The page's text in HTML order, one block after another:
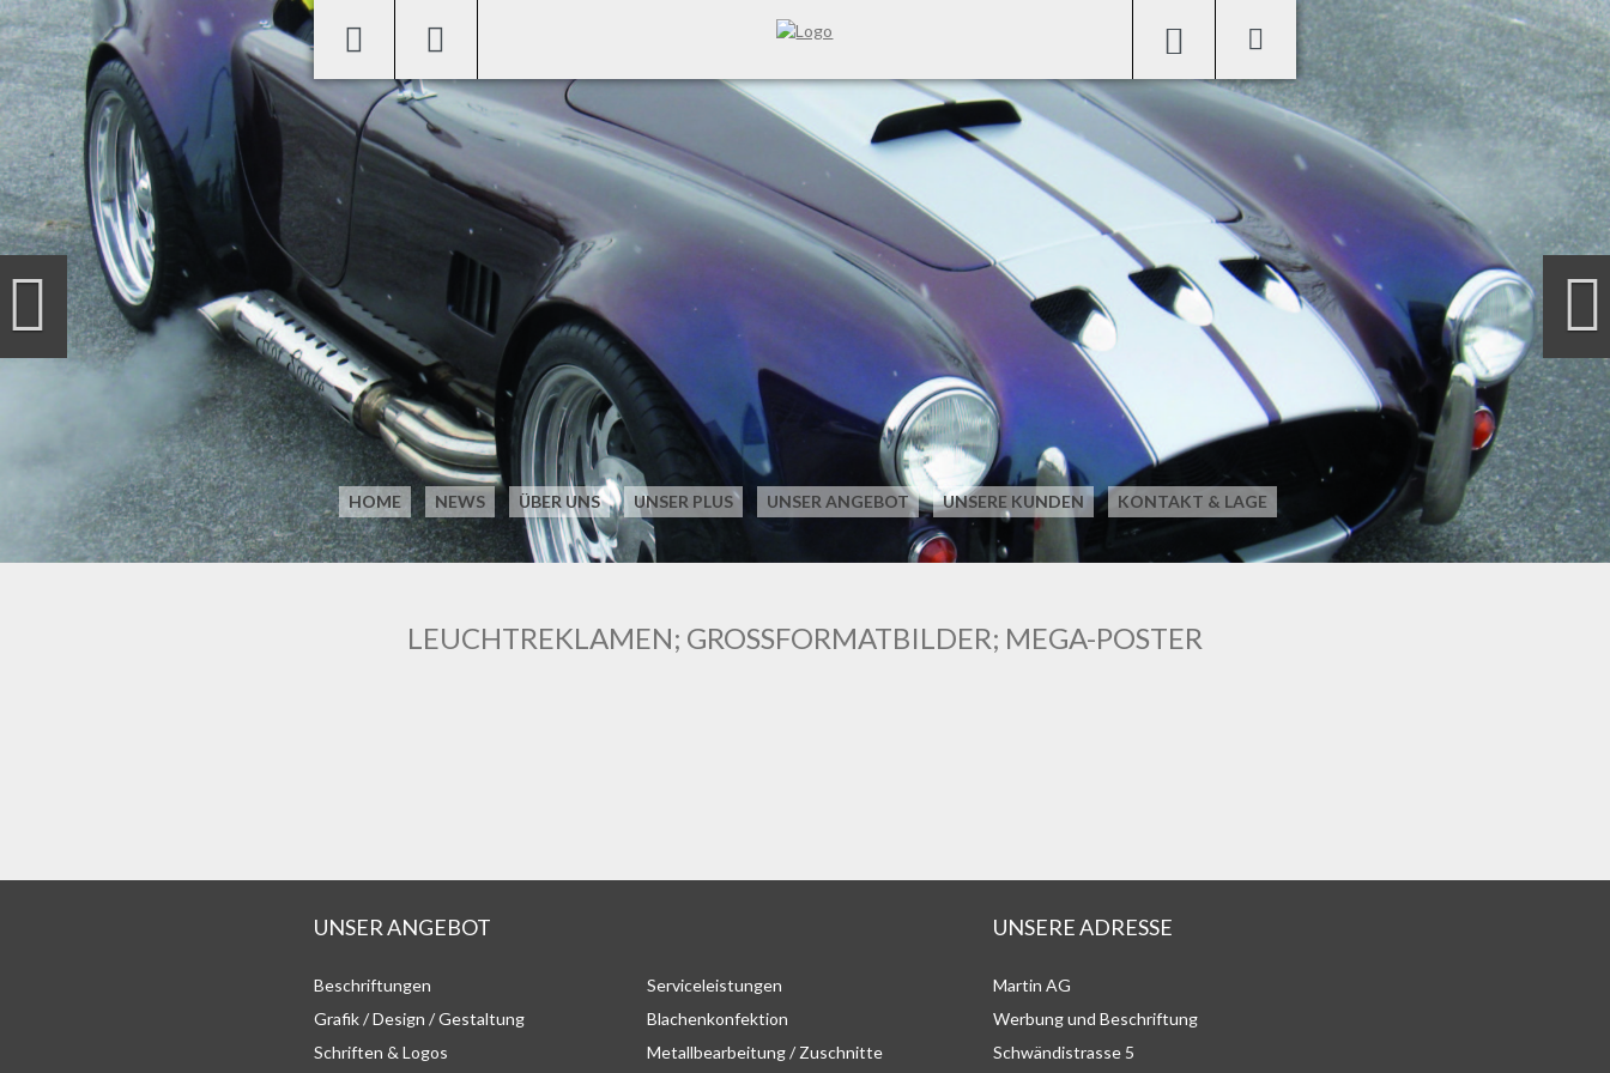
Previous Next
HOME NEWS ÜBER UNS UNSER PLUS UNSER ANGEBOT UNSERE KUNDEN KONTAKT & LAGE
LEUCHTREKLAMEN; GROSSFORMATBILDER; MEGA-POSTER
UNSER ANGEBOT
Beschriftungen
Grafik / Design / Gestaltung
Schriften & Logos
Serviceleistungen
Blachenkonfektion
Metallbearbeitung / Zuschnitte
UNSERE ADRESSE
Martin AG
Werbung und Beschriftung
Schwändistrasse 5